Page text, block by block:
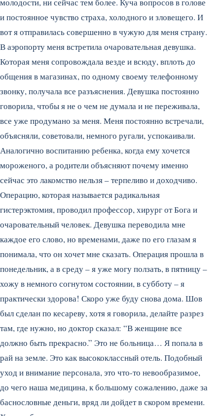
и постоянное чувство страха, холодного и зловещего. И
вот я отправилась совершенно в чужую для меня страну.
В аэропорту меня встретила очаровательная девушка.
Которая меня сопровождала везде и всюду, вплоть до
общения в магазинах, по одному своему телефонному
звонку, получала все разъяснения. Девушка постоянно
говорила, чтобы я не о чем не думала и не переживала,
все уже продумано за меня. Меня постоянно встречали,
объясняли, советовали, немного ругали, успокаивали.
Аналогично воспитанию ребенка, когда ему хочется
мороженого, а родители объясняют почему именно
сейчас это лакомство нельзя – терпеливо и доходчиво.
Операцию, которая называется радикальная
гистерэктомия, проводил профессор, хирург от Бога и
очаровательный человек. Девушка переводила мне
каждое его слово, но временами, даже по его глазам я
понимала, что он хочет мне сказать. Операция прошла в
понедельник, а в среду – я уже могу ползать, в пятницу –
хожу в немного согнутом состоянии, в субботу – я
практически здорова! Скоро уже буду снова дома. Шов
был сделан по кесареву, хотя я говорила, делайте разрез
там, где нужно, но доктор сказал: “В женщине все
должно быть прекрасно.” Это не больница… Я попала в
рай на земле. Это как высококлассный отель. Подобный
уход и внимание персонала, это что-то невообразимое,
до чего наша медицина, к большому сожалению, даже за
баснословные деньги, вряд ли дойдет в скором времени.